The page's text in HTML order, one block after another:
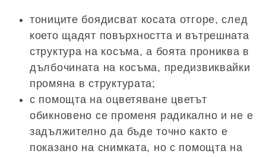
тониците боядисват косата отгоре, след
което щадят повърхността и вътрешната
структура на косъма, а боята прониква в
дълбочината на косъма, предизвиквайки
промяна в структурата;
с помощта на оцветяване цветът
обикновено се променя радикално и не е
задължително да бъде точно както е
показано на снимката, но с помощта на